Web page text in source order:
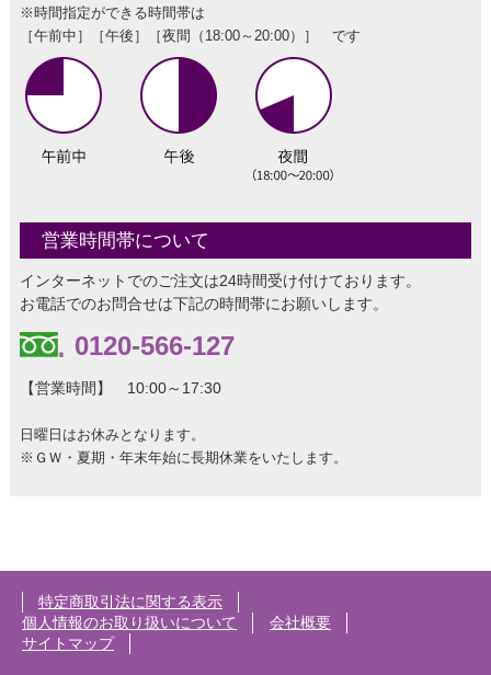
※時間指定ができる時間帯は
［午前中］［午後］［夜間（18:00～20:00）］ です
営業時間帯について
インターネットでのご注文は24時間受け付けております。
お電話でのお問合せは下記の時間帯にお願いします。
0120-566-127
【営業時間】 10:00～17:30
日曜日はお休みとなります。
※ＧＷ・夏期・年末年始に長期休業をいたします。
特定商取引法に関する表示
個人情報のお取り扱いについて
会社概要
サイトマップ